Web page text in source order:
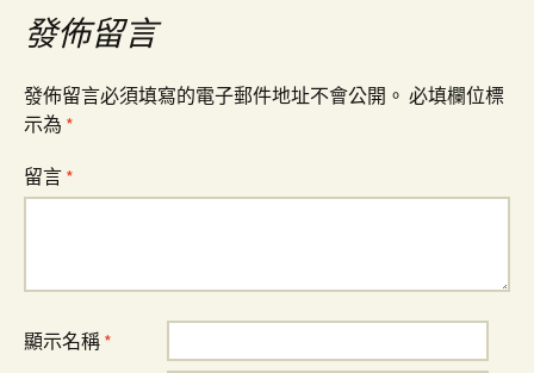
覽發佈留言
發佈留言必須填寫的電子郵件地址不會公開。 必填欄位標
示為 *
留言 *
顯示名稱 *